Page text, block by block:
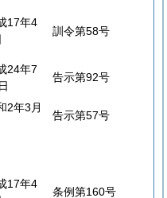
17年4
訓令第58号
24年7
告示第92号
2年3月
告示第57号
17年4
条例第160号